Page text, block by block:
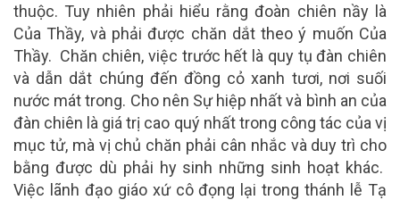
thuộc. Tuy nhiên phải hiểu rằng đoàn chiên nầy là
Của Thầy, và phải được chăn dắt theo ý muốn Của
Thầy. Chăn chiên, việc trước hết là quy tụ đàn chiên
và dẫn dắt chúng đến đồng cỏ xanh tươi, nơi suối
nước mát trong. Cho nên Sự hiệp nhất và bình an của
đàn chiên là giá trị cao quý nhất trong công tác của vị
mục tử, mà vị chủ chăn phải cân nhắc và duy trì cho
bằng được dù phải hy sinh những sinh hoạt khác.
Việc lãnh đạo giáo xứ cô đọng lại trong thánh lễ Tạ